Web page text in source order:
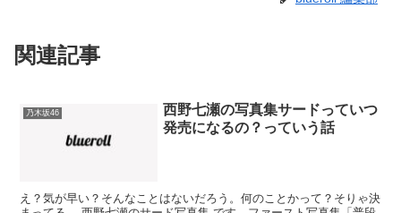
関連記事
乃木坂46
西野七瀬の写真集サードっていつ
発売になるの？っていう話
え？気が早い？そんなことはないだろう。何のことかって？そりゃ決